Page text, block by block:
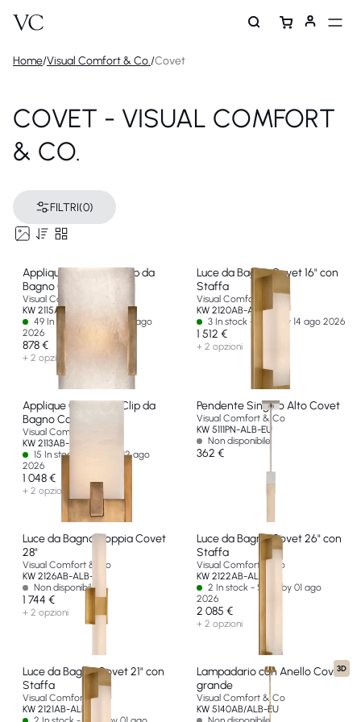
Home/Visual Comfort & Co./Covet
COVET - VISUAL COMFORT
& CO.
FILTRI(0)
Applique Larga con Clip da
Bagno Covet
Visual Comfort & Co
KW 2115AB-ALB-EU
49 In stock - Ships by 01 ago
2026
878 €
+ 2 opzioni
Luce da Bagno Covet 16" con
Staffa
Visual Comfort & Co
KW 2120AB-ALB-EU
3 In stock - Ships by 14 ago 2026
1 512 €
+ 2 opzioni
Applique Corta con Clip da
Bagno Covet
Visual Comfort & Co
KW 2113AB-ALB-EU
15 In stock - Ships by 12 ago
2026
1 048 €
+ 2 opzioni
Pendente Singolo Alto Covet
Visual Comfort & Co
KW 5111PN-ALB-EU
Non disponibile
362 €
Luce da Bagno Doppia Covet
28"
Visual Comfort & Co
KW 2126AB-ALB-EU
Non disponibile
1 744 €
+ 2 opzioni
Luce da Bagno Covet 26" con
Staffa
Visual Comfort & Co
KW 2122AB-ALB-EU
2 In stock - Ships by 01 ago
2026
2 085 €
+ 2 opzioni
Luce da Bagno Covet 21" con
Staffa
Visual Comfort & Co
KW 2121AB-ALB-EU
3D
Lampadario con Anello Covet
grande
Visual Comfort & Co
KW 5140AB/ALB-EU